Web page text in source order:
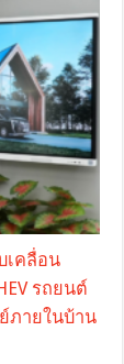
เคลื่อน
รถยนต์
ภายในบ้าน